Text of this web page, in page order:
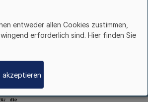
entweder allen Cookies zustimmen,
erforderlich sind. Hier finden Sie
akzeptieren